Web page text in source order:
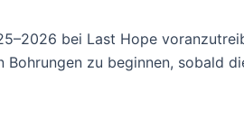
bei Last Hope
zu beginnen, sobald